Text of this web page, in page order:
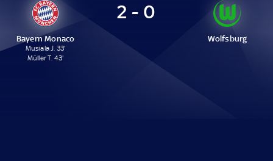
Bayern Monaco
Musiala J. 33'
Müller T. 43'
2 - 0
Wolfsburg